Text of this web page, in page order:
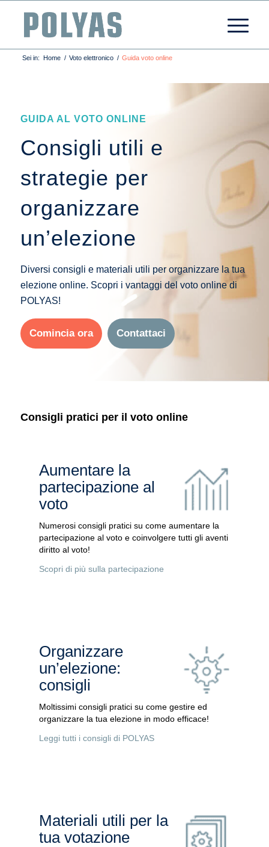
Sei in: Home / Voto elettronico / Guida voto online
GUIDA AL VOTO ONLINE
Consigli utili e
strategie per
organizzare
un’elezione
Diversi consigli e materiali utili per organizzare la tua
elezione online. Scopri i vantaggi del voto online di
POLYAS!
Comincia ora Contattaci
Consigli pratici per il voto online
Aumentare la
partecipazione al
voto
Numerosi consigli pratici su come aumentare la
partecipazione al voto e coinvolgere tutti gli aventi
diritto al voto!
Scopri di più sulla partecipazione
Organizzare
un’elezione:
consigli
Moltissimi consigli pratici su come gestire ed
organizzare la tua elezione in modo efficace!
Leggi tutti i consigli di POLYAS
Materiali utili per la
tua votazione